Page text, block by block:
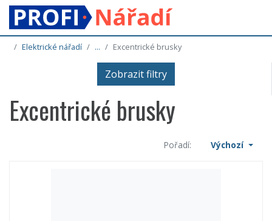
Elektrické nářadí ... Excentrické brusky
Zobrazit filtry
Excentrické brusky
Pořadí: Výchozí